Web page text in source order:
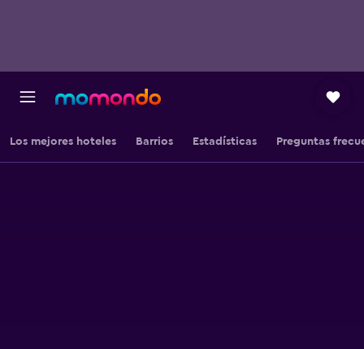
Los mejores hoteles Barrios Estadísticas Preguntas